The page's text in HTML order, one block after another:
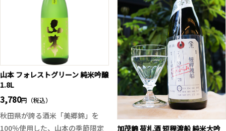
味わいの安定感と落ち着きがあ
り、和食全般はもちろん、素材の
味を生かした料理と好相性。度数
も13%と飲み疲れせず、杯を重ね
たくなる毎日の食中酒としてお勧
めの一本です。
ーズに添えるだけで料理の印象が
一変。オイルに溶け込んだ胡椒と
ガーリックの香りが素材の美味し
さを引き立て、手軽にワンランク
上の味わいを演出します。
お酒との相性も抜群で、クラフト
ジンのソーダ割りやハイボール、
白ワインのお供にもおすすめ。ひ
と瓶あるだけで食卓の楽しみが広
がる、料理好き・お酒好きのため
山本 フォレストグリーン 純米吟醸
1.8L
3,780円（税込）
秋田県が誇る酒米「美郷錦」を
100％使用した、山本の季節限定
加茂錦 荷札酒 短稈渡船 純米大吟